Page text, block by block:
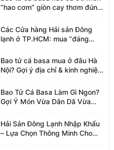
“hao cơm” giòn cay thơm đúng
Các Cửa hàng Hải sản Đông
lạnh ở TP.HCM: mua “đáng
Bao tử cá basa mua ở đâu Hà
Nội? Gợi ý địa chỉ & kinh nghiệm
Bao Tử Cá Basa Làm Gì Ngon?
Gợi Ý Món Vừa Dân Dã Vừa
Hải Sản Đông Lạnh Nhập Khẩu
– Lựa Chọn Thông Minh Cho